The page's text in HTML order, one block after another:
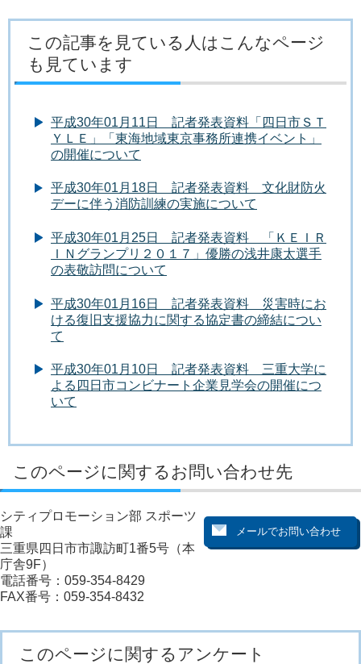
この記事を見ている人はこんなページ
も見ています
平成30年01月11日 記者発表資料「四日市ＳＴ
ＹＬＥ」「東海地域東京事務所連携イベント」
の開催について
平成30年01月18日 記者発表資料 文化財防火
デーに伴う消防訓練の実施について
平成30年01月25日 記者発表資料 「ＫＥＩＲ
ＩＮグランプリ２０１７」優勝の浅井康太選手
の表敬訪問について
平成30年01月16日 記者発表資料 災害時にお
ける復旧支援協力に関する協定書の締結につい
て
平成30年01月10日 記者発表資料 三重大学に
よる四日市コンビナート企業見学会の開催につ
いて
このページに関するお問い合わせ先
シティプロモーション部 スポーツ
課
三重県四日市市諏訪町1番5号（本
庁舎9F）
電話番号：059-354-8429
FAX番号：059-354-8432
このページに関するアンケート